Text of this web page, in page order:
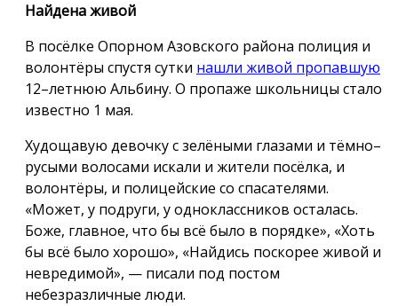
Найдена живой
В посёлке Опорном Азовского района полиция и
волонтёры спустя сутки нашли живой пропавшую
12–летнюю Альбину. О пропаже школьницы стало
известно 1 мая.
Худощавую девочку с зелёными глазами и тёмно–
русыми волосами искали и жители посёлка, и
волонтёры, и полицейские со спасателями.
«Может, у подруги, у одноклассников осталась.
Боже, главное, что бы всё было в порядке», «Хоть
бы всё было хорошо», «Найдись поскорее живой и
невредимой», — писали под постом
небезразличные люди.